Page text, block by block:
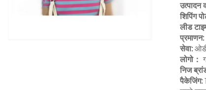
उत्पादन
शिपिंग
लीड
प्रमाणन:
सेवा:
लोगो：
निज
पैकेजिंग: